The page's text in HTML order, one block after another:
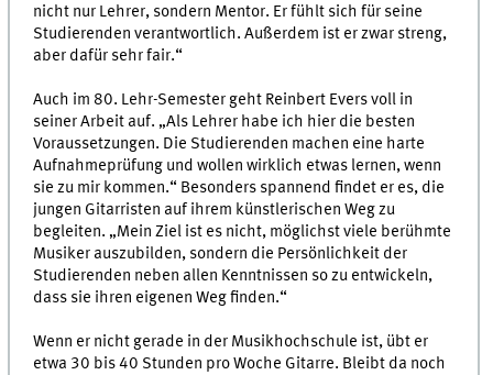
nicht nur Lehrer, sondern Mentor. Er fühlt sich für seine
Studierenden verantwortlich. Außerdem ist er zwar streng,
aber dafür sehr fair.“
Auch im 80. Lehr-Semester geht Reinbert Evers voll in
seiner Arbeit auf. „Als Lehrer habe ich hier die besten
Voraussetzungen. Die Studierenden machen eine harte
Aufnahmeprüfung und wollen wirklich etwas lernen, wenn
sie zu mir kommen.“ Besonders spannend findet er es, die
jungen Gitarristen auf ihrem künstlerischen Weg zu
begleiten. „Mein Ziel ist es nicht, möglichst viele berühmte
Musiker auszubilden, sondern die Persönlichkeit der
Studierenden neben allen Kenntnissen so zu entwickeln,
dass sie ihren eigenen Weg finden.“
Wenn er nicht gerade in der Musikhochschule ist, übt er
etwa 30 bis 40 Stunden pro Woche Gitarre. Bleibt da noch